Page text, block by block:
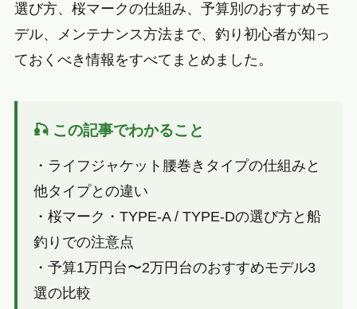
選び方、桜マークの仕組み、予算別のおすすめモ
デル、メンテナンス方法まで、釣り初心者が知っ
ておくべき情報をすべてまとめました。
🎣 この記事でわかること
・ライフジャケット腰巻きタイプの仕組みと
他タイプとの違い
・桜マーク・TYPE-A / TYPE-Dの選び方と船
釣りでの注意点
・予算1万円台〜2万円台のおすすめモデル3
選の比較